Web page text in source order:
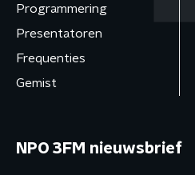
Programmering
Presentatoren
Frequenties
Gemist
NPO 3FM nieuwsbrief